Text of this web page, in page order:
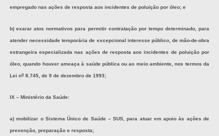
empregado nas ações de resposta aos incidentes de poluição por óleo; e
b) exarar atos normativos para permitir contratação por tempo determinado, para
atender necessidade temporária de excepcional interesse público, de mão-de-obra
estrangeira especializada nas ações de resposta aos incidentes de poluição por
óleo, quando houver ameaça à saúde pública ou ao meio ambiente, nos termos da
Lei no 8.745, de 9 de dezembro de 1993;
IX – Ministério da Saúde:
a) mobilizar o Sistema Único de Saúde – SUS, para atuar em apoio às ações de
prevenção, preparação e resposta;